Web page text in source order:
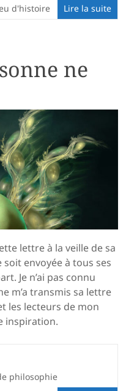
d'histoire Lire la suite
ne
lettre à la veille de sa
soit envoyée à tous ses
Je n’ai pas connu
m’a transmis sa lettre
les lecteurs de mon
inspiration.
philosophie